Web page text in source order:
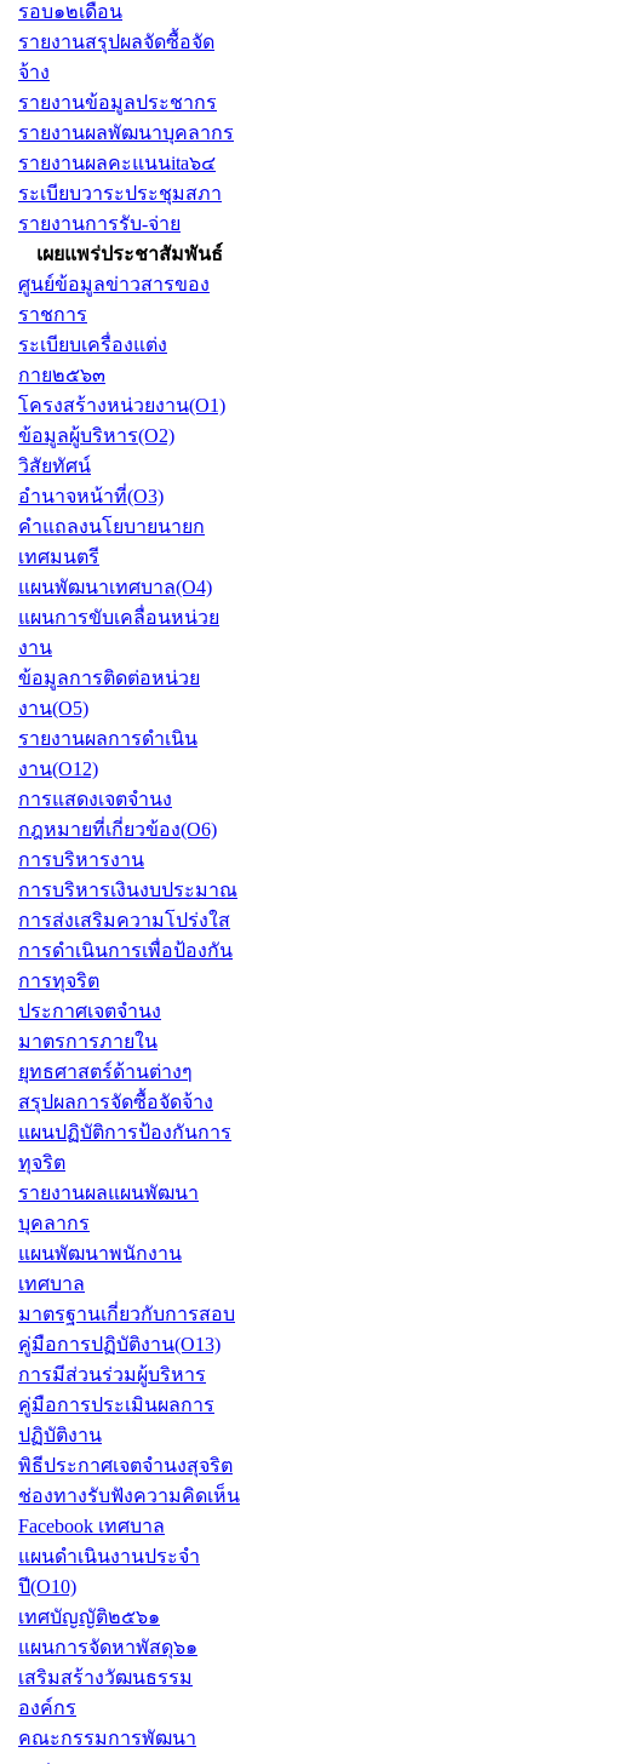
รอบ๑๒เดือน
รายงานสรุปผลจัดซื้อจัด
จ้าง
รายงานข้อมูลประชากร
รายงานผลพัฒนาบุคลากร
รายงานผลคะแนนita๖๔
ระเบียบวาระประชุมสภา
รายงานการรับ-จ่าย
เผยแพร่ประชาสัมพันธ์
ศูนย์ข้อมูลข่าวสารของ
ราชการ
ระเบียบเครื่องแต่ง
กาย๒๕๖๓
โครงสร้างหน่วยงาน(O1)
ข้อมูลผู้บริหาร(O2)
วิสัยทัศน์
อำนาจหน้าที่(O3)
คำแถลงนโยบายนายก
เทศมนตรี
แผนพัฒนาเทศบาล(O4)
แผนการขับเคลื่อนหน่วย
งาน
ข้อมูลการติดต่อหน่วย
งาน(O5)
รายงานผลการดำเนิน
งาน(O12)
การแสดงเจตจำนง
กฎหมายที่เกี่ยวข้อง(O6)
การบริหารงาน
การบริหารเงินงบประมาณ
การส่งเสริมความโปร่งใส
การดำเนินการเพื่อป้องกัน
การทุจริต
ประกาศเจตจำนง
มาตรการภายใน
ยุทธศาสตร์ด้านต่างๆ
สรุปผลการจัดซื้อจัดจ้าง
แผนปฏิบัติการป้องกันการ
ทุจริต
รายงานผลแผนพัฒนา
บุคลากร
แผนพัฒนาพนักงาน
เทศบาล
มาตรฐานเกี่ยวกับการสอบ
คู่มือการปฏิบัติงาน(O13)
การมีส่วนร่วมผู้บริหาร
คู่มือการประเมินผลการ
ปฏิบัติงาน
พิธีประกาศเจตจำนงสุจริต
ช่องทางรับฟังความคิดเห็น
Facebook เทศบาล
แผนดำเนินงานประจำ
ปี(O10)
เทศบัญญัติ๒๕๖๑
แผนการจัดหาพัสดุ๖๑
เสริมสร้างวัฒนธรรม
องค์กร
คณะกรรมการพัฒนา